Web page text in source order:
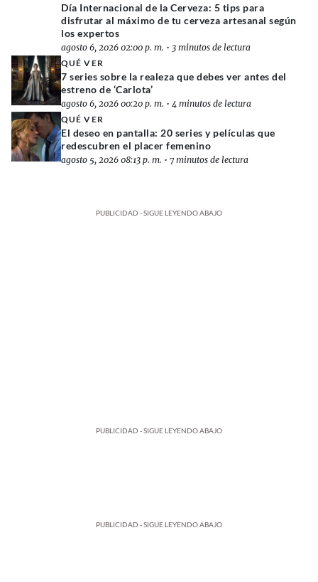
Día Internacional de la Cerveza: 5 tips para
disfrutar al máximo de tu cerveza artesanal según
los expertos
agosto 6, 2026 02:00 p. m. • 3 minutos de lectura
QUÉ VER
7 series sobre la realeza que debes ver antes del
estreno de ‘Carlota’
agosto 6, 2026 00:20 p. m. • 4 minutos de lectura
QUÉ VER
El deseo en pantalla: 20 series y películas que
redescubren el placer femenino
agosto 5, 2026 08:13 p. m. • 7 minutos de lectura
PUBLICIDAD - SIGUE LEYENDO ABAJO
PUBLICIDAD - SIGUE LEYENDO ABAJO
PUBLICIDAD - SIGUE LEYENDO ABAJO